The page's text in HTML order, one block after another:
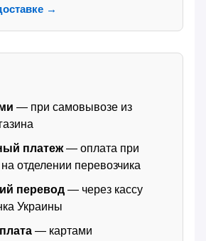
→
— при самовывозе из
платеж— оплата при
отделении перевозчика
перевод — через кассу
Украины
— картами